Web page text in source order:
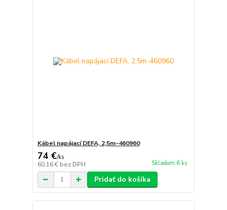
Kábel napájací DEFA, 2,5m-460960
74 €/ks
60,16 € bez DPH Skladom 6 ks
Pridať do košíka